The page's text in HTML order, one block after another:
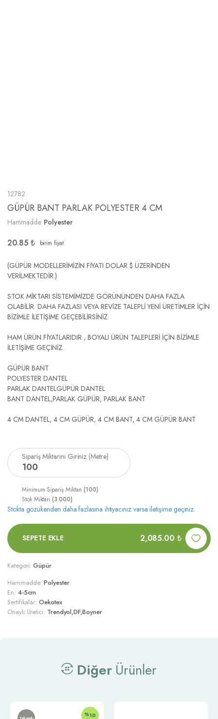
12782
GÜPÜR BANT PARLAK POLYESTER 4 CM
Hammadde: Polyester
20.85 ₺ birim fiyat
(GÜPÜR MODELLERİMİZİN FİYATI DOLAR $ ÜZERİNDEN
VERİLMEKTEDİR.)
STOK MİKTARI SİSTEMİMİZDE GÖRÜNÜNDEN DAHA FAZLA
OLABİLİR. DAHA FAZLASI VEYA REVİZE TALEPLİ YENİ ÜRETİMLER İÇİN
BİZİMLE İLETİŞİME GEÇEBİLİRSİNİZ.
HAM ÜRÜN FİYATLARIDIR , BOYALI ÜRÜN TALEPLERİ İÇİN BİZİMLE
İLETİŞİME GEÇİNİZ.
GÜPÜR BANT
POLYESTER DANTEL
PARLAK DANTELGÜPÜR DANTEL
BANT DANTEL,PARLAK GÜPÜR, PARLAK BANT
4 CM DANTEL, 4 CM GÜPÜR, 4 CM BANT, 4 CM GÜPÜR BANT
Sipariş Miktarını Giriniz (Metre)
100
Minimum Sipariş Miktarı(100)
Stok Miktarı(3.000)
Stokta gözükenden daha fazlasına ihtiyacınız varsa iletişime geçiniz.
SEPETE EKLE 2,085.00 ₺
Kategori:Güpür
Hammadde:Polyester
En: 4-5cm
Sertifikalar:Oekotex
Onaylı Üretici: Trendyol,DF,Boyner
DiğerÜrünler
Tükendi %10